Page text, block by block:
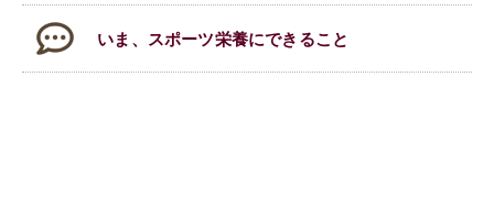
いま、スポーツ栄養にできること